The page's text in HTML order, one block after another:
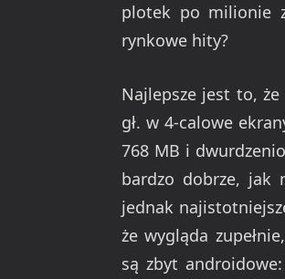
plotek po milionie
rynkowe hity?
Najlepsze jest to,
gł. w 4-calowe
768 MB i
bardzo dobrze, jak
jednak
że wygląda
są zbyt